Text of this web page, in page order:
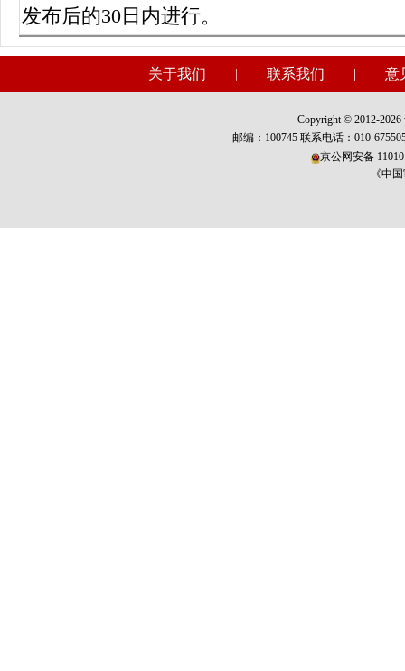
发布后的30日内进行。
关于我们 | 联系我们 | 意
Copyright © 2012-2026
邮编：100745 联系电话：010-
京公网安备
《中